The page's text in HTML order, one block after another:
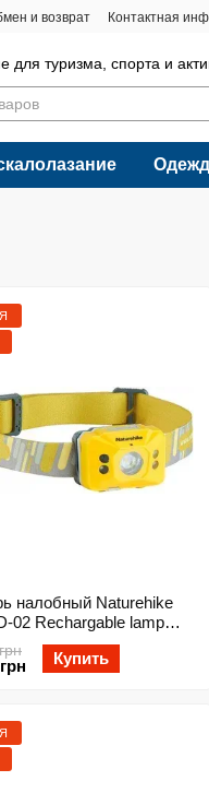
и возврат Контактная
для туризма, спорта и
налобный Naturehike
02 Rechargable lamp
NH17G025-D yellow
Купить